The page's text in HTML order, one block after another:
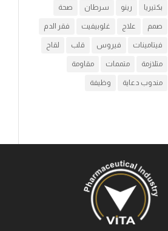
بكتيريا رينو سرطان صحة
صمم علاج غلوبيفيت فقر الدم
فيتامينات فيروس قلب لقاح
متلازمة متممات مقاومة
مندوب دعاية وظيفة